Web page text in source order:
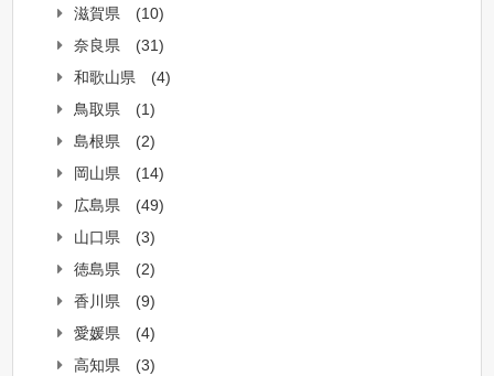
滋賀県
(10)
奈良県
(31)
和歌山県
(4)
鳥取県
(1)
島根県
(2)
岡山県
(14)
広島県
(49)
山口県
(3)
徳島県
(2)
香川県
(9)
愛媛県
(4)
高知県
(3)